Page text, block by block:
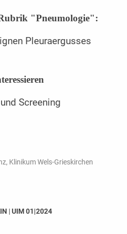
"Pneumologie":
Pleuraergusses
Screening
Klinikum Wels-Grieskirchen
|UIM 01|2024